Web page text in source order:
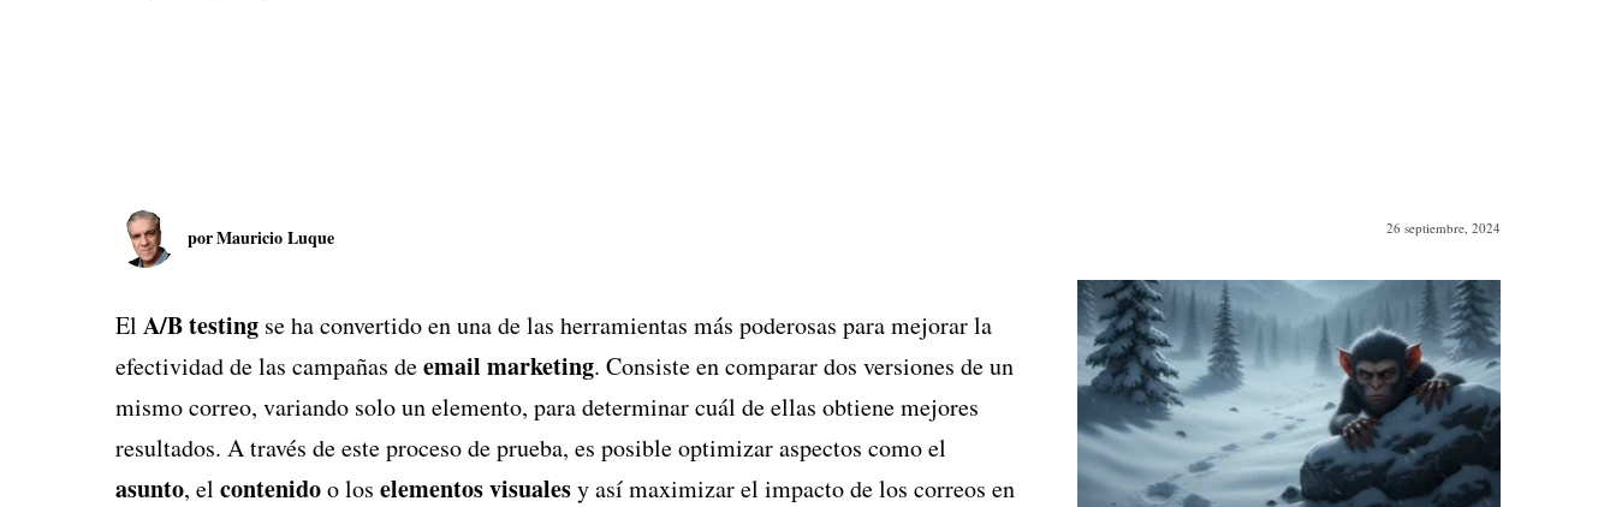
porMauricio Luque 26 septiembre, 2024
El A/B testing se ha convertido en una de las herramientas más poderosas para mejorar la
efectividad de las campañas deemail marketing. Consiste en comparar dos versiones de un
mismo correo, variando solo un elemento, para determinar cuál de ellas obtiene mejores
resultados. A través de este proceso de prueba, es posible optimizar aspectos como el
asunto, el contenidoo los elementos visualesy así maximizar el impacto de los correos en